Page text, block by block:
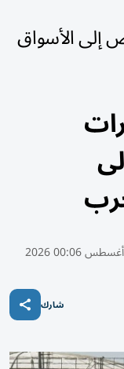
الأسواق
شارك